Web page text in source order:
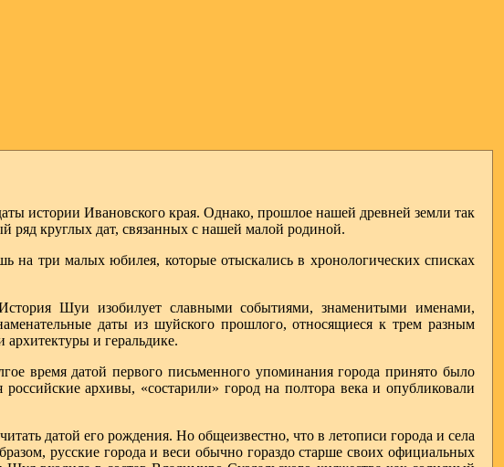
истории Ивановского края. Однако, прошлое нашей древней земли так
ряд круглых дат, связанных с нашей малой родиной.
на три малых юбилея, которые отыскались в хронологических списках
Шуи изобилует славными событиями, знаменитыми именами,
даты из шуйского прошлого, относящиеся к трем разным
архитектуры и геральдике.
время датой первого письменного упоминания города принято было
архивы, «состарили» город на полтора века и опубликовали
датой его рождения. Но общеизвестно, что в летописи города и села
русские города и веси обычно гораздо старше своих официальных